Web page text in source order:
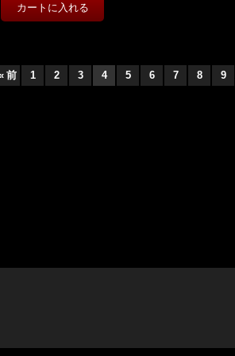
前 1 2 3 4 5 6 7 8 9